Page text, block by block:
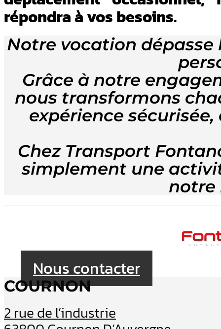
répondra à vos besoins.
Notre vocation
Grâce à notre
nous transformons
expérience
Chez Transport
simplement une
notre
Nous contacter
COURNON
2 rue de l’industrie